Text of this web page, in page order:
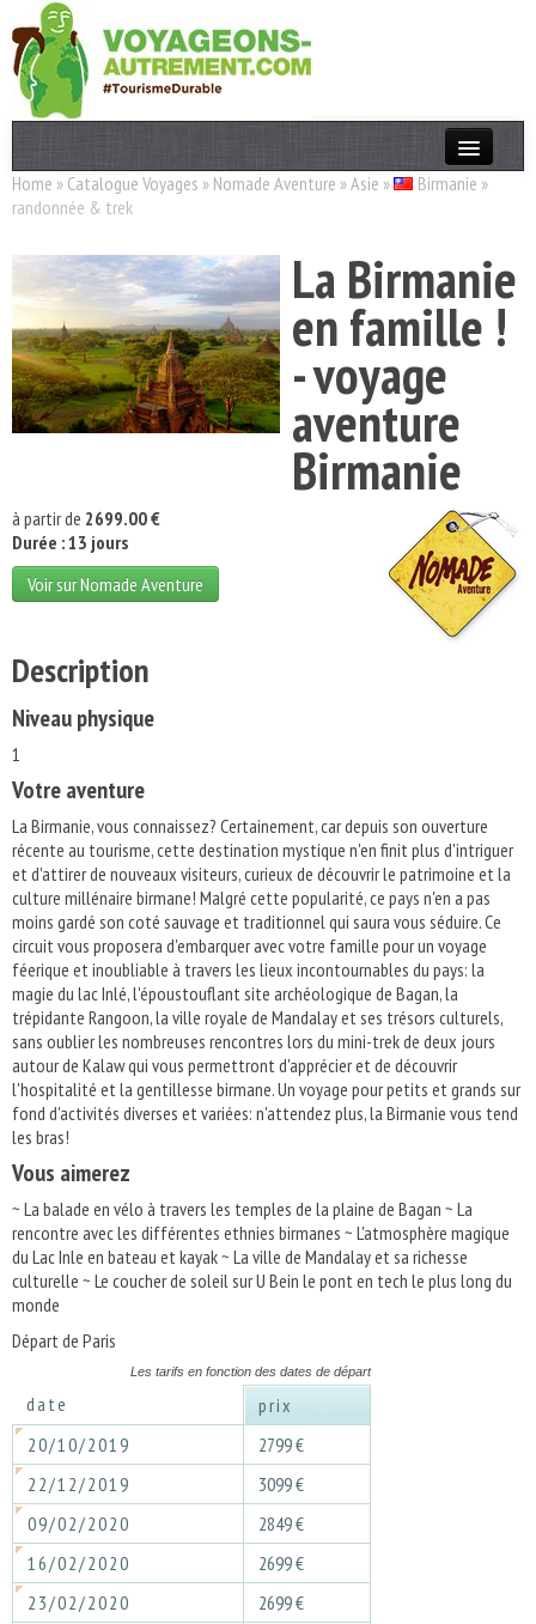
Actualités
Destinations
Acteurs
Thèmes
Home » Catalogue Voyages » Nomade Aventure »Asie » Birmanie »
randonnée & trek
La Birmanie
en famille !
- voyage
aventure
Birmanie
à partir de 2699.00 €
Durée : 13 jours
Voir sur Nomade Aventure
Description
Niveau physique
1
Votre aventure
La Birmanie, vous connaissez? Certainement, car depuis son ouverture
récente au tourisme, cette destination mystique n'en finit plus d'intriguer
et d'attirer de nouveaux visiteurs, curieux de découvrir le patrimoine et la
culture millénaire birmane! Malgré cette popularité, ce pays n'en a pas
moins gardé son coté sauvage et traditionnel qui saura vous séduire. Ce
circuit vous proposera d'embarquer avec votre famille pour un voyage
féerique et inoubliable à travers les lieux incontournables du pays: la
magie du lac Inlé, l'époustouflant site archéologique de Bagan, la
trépidante Rangoon, la ville royale de Mandalay et ses trésors culturels,
sans oublier les nombreuses rencontres lors du mini-trek de deux jours
autour de Kalaw qui vous permettront d'apprécier et de découvrir
l'hospitalité et la gentillesse birmane. Un voyage pour petits et grands sur
fond d'activités diverses et variées: n'attendez plus, la Birmanie vous tend
les bras!
Vous aimerez
~ La balade en vélo à travers les temples de la plaine de Bagan ~ La
rencontre avec les différentes ethnies birmanes ~ L'atmosphère magique
du Lac Inle en bateau et kayak ~ La ville de Mandalay et sa richesse
culturelle ~ Le coucher de soleil sur U Bein le pont en tech le plus long du
monde
Départ de Paris
Les tarifs en fonction des dates de départ
date
prix
20/10/2019
2799 €
22/12/2019
3099 €
09/02/2020
2849 €
16/02/2020
2699 €
23/02/2020
2699 €